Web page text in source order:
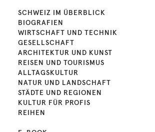
SCHWEIZ IM ÜBERBLICK
BIOGRAFIEN
WIRTSCHAFT UND TECHNIK
GESELLSCHAFT
ARCHITEKTUR UND KUNST
REISEN UND TOURISMUS
ALLTAGSKULTUR
NATUR UND LANDSCHAFT
STÄDTE UND REGIONEN
KULTUR FÜR PROFIS
REIHEN